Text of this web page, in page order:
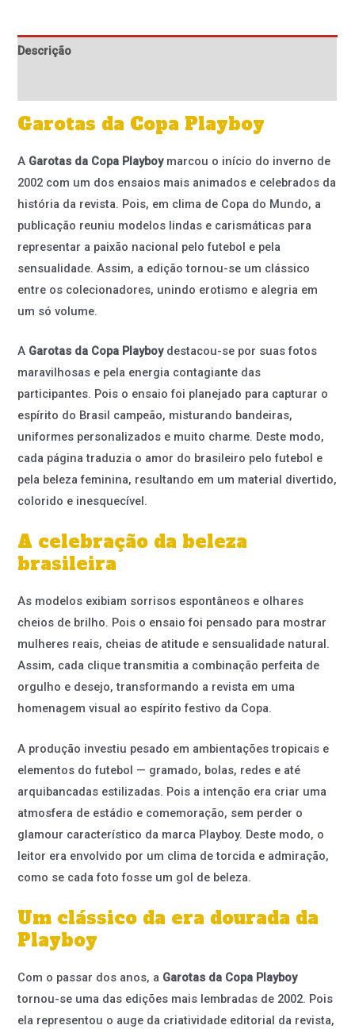
Descrição
Garotas da Copa Playboy
A Garotas da Copa Playboymarcou o início do inverno de
2002 com um dos ensaios mais animados e celebrados da
história da revista. Pois, em clima de Copa do Mundo, a
publicação reuniu modelos lindas e carismáticas para
representar a paixão nacional pelo futebol e pela
sensualidade. Assim, a edição tornou-se um clássico
entre os colecionadores, unindo erotismo e alegria em
um só volume.
A Garotas da Copa Playboydestacou-se por suas fotos
maravilhosas e pela energia contagiante das
participantes. Pois o ensaio foi planejado para capturar o
espírito do Brasil campeão, misturando bandeiras,
uniformes personalizados e muito charme. Deste modo,
cada página traduzia o amor do brasileiro pelo futebol e
pela beleza feminina, resultando em um material divertido,
colorido e inesquecível.
A celebração da beleza
brasileira
As modelos exibiam sorrisos espontâneos e olhares
cheios de brilho. Pois o ensaio foi pensado para mostrar
mulheres reais, cheias de atitude e sensualidade natural.
Assim, cada clique transmitia a combinação perfeita de
orgulho e desejo, transformando a revista em uma
homenagem visual ao espírito festivo da Copa.
A produção investiu pesado em ambientações tropicais e
elementos do futebol — gramado, bolas, redes e até
arquibancadas estilizadas. Pois a intenção era criar uma
atmosfera de estádio e comemoração, sem perder o
glamour característico da marca Playboy. Deste modo, o
leitor era envolvido por um clima de torcida e admiração,
como se cada foto fosse um gol de beleza.
Um clássico da era dourada da
Playboy
Com o passar dos anos, a Garotas da Copa Playboy
tornou-se uma das edições mais lembradas de 2002. Pois
ela representou o auge da criatividade editorial da revista,